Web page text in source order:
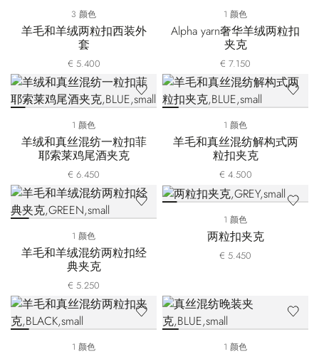
3 颜色
羊毛和羊绒两粒扣西装外
套
€ 5.400
1 颜色
Alpha yarn奢华羊绒两粒扣
夹克
€ 7.150
1 颜色
羊绒和真丝混纺一粒扣菲
耶索莱鸡尾酒夹克
€ 6.450
1 颜色
羊毛和真丝混纺解构式两
粒扣夹克
€ 4.500
1 颜色
羊毛和羊绒混纺两粒扣经
典夹克
€ 5.250
1 颜色
两粒扣夹克
€ 5.450
1 颜色 1 颜色